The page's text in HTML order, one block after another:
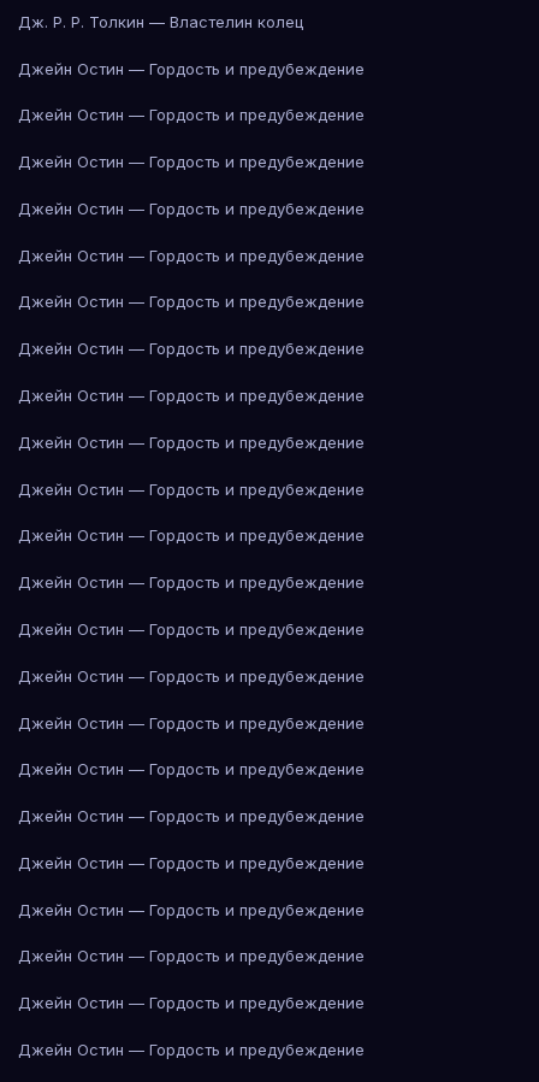
Дж. Р. Р. Толкин — Властелин колец
Джейн Остин — Гордость и предубеждение
Джейн Остин — Гордость и предубеждение
Джейн Остин — Гордость и предубеждение
Джейн Остин — Гордость и предубеждение
Джейн Остин — Гордость и предубеждение
Джейн Остин — Гордость и предубеждение
Джейн Остин — Гордость и предубеждение
Джейн Остин — Гордость и предубеждение
Джейн Остин — Гордость и предубеждение
Джейн Остин — Гордость и предубеждение
Джейн Остин — Гордость и предубеждение
Джейн Остин — Гордость и предубеждение
Джейн Остин — Гордость и предубеждение
Джейн Остин — Гордость и предубеждение
Джейн Остин — Гордость и предубеждение
Джейн Остин — Гордость и предубеждение
Джейн Остин — Гордость и предубеждение
Джейн Остин — Гордость и предубеждение
Джейн Остин — Гордость и предубеждение
Джейн Остин — Гордость и предубеждение
Джейн Остин — Гордость и предубеждение
Джейн Остин — Гордость и предубеждение